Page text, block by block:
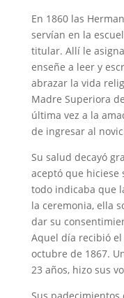
En 1860 las
servían en la
titular. Allí le
enseñe a leer y
abrazar la vida
Madre Superiora
última vez a la
de ingresar al
Su salud decayó
aceptó que hiciese
todo indicaba que
la ceremonia, ella
dar su
Aquel día recibió el
octubre de 1867.
23 años, hizo sus